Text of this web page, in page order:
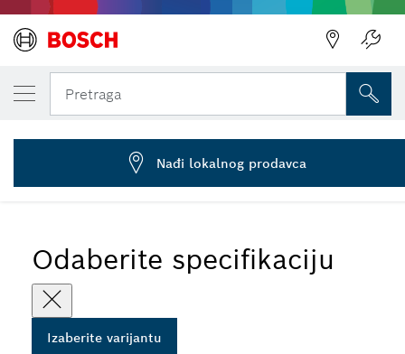
Pretraga
... Plastična šipka za varenje za pištolje za vreli vazduh
Odaberite specifikaciju
Izaberite varijantu
IZABRANA VARIJANTA
Plastična žica za zavarivanje
1 609 201 807
Nađi lokalnog prodavca